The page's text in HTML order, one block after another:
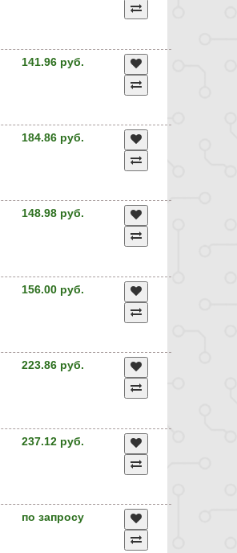
141.96 руб.
184.86 руб.
148.98 руб.
156.00 руб.
223.86 руб.
237.12 руб.
по запросу